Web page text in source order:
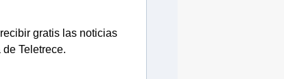
gratis las noticias
Teletrece.